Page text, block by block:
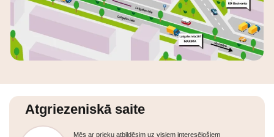
Atgriezeniskā saite
Mēs ar prieku atbildēsim uz visiem interesējošiem